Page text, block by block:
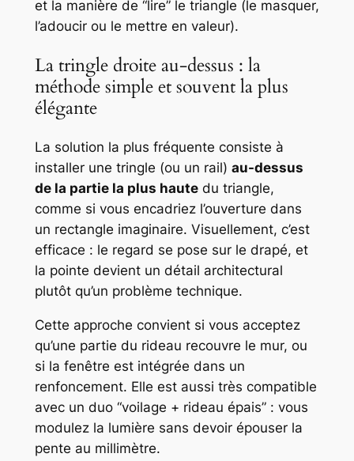
et la manière de “lire” le triangle (le masquer,
l’adoucir ou le mettre en valeur).
La tringle droite au-dessus : la
méthode simple et souvent la plus
élégante
La solution la plus fréquente consiste à
installer une tringle (ou un rail) au-dessus
de la partie la plus hautedu triangle,
comme si vous encadriez l’ouverture dans
un rectangle imaginaire. Visuellement, c’est
efficace : le regard se pose sur le drapé, et
la pointe devient un détail architectural
plutôt qu’un problème technique.
Cette approche convient si vous acceptez
qu’une partie du rideau recouvre le mur, ou
si la fenêtre est intégrée dans un
renfoncement. Elle est aussi très compatible
avec un duo “voilage + rideau épais” : vous
modulez la lumière sans devoir épouser la
pente au millimètre.